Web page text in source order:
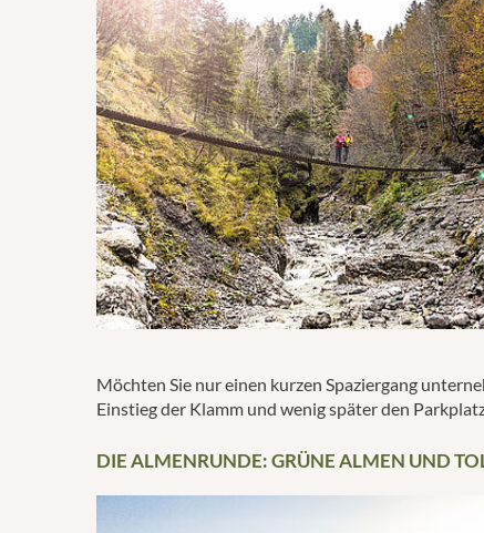
Möchten Sie nur einen kurzen Spaziergang
Einstieg der Klamm und wenig später den
DIE ALMENRUNDE: GRÜNE ALMEN UND